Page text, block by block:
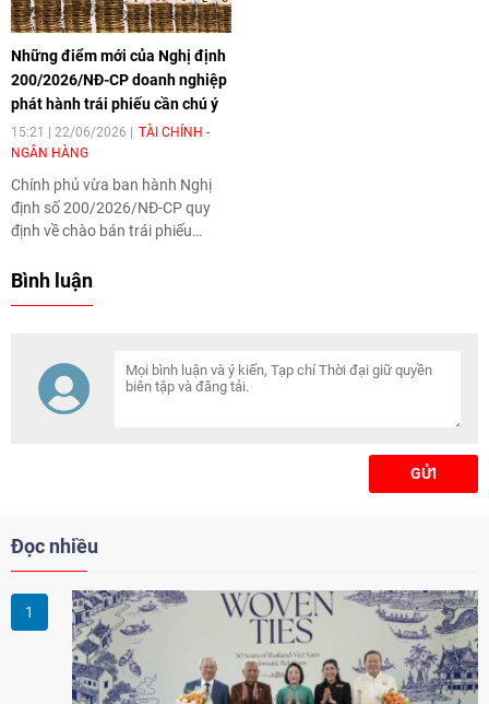
Những điểm mới của Nghị định
200/2026/NĐ-CP doanh nghiệp
phát hành trái phiếu cần chú ý
15:21 | 22/06/2026
TÀI CHÍNH -
NGÂN HÀNG
Chính phủ vừa ban hành Nghị
định số 200/2026/NĐ-CP quy
định về chào bán trái phiếu
trường trong nước và chào bán
Bình luận
GỬI
Đọc nhiều